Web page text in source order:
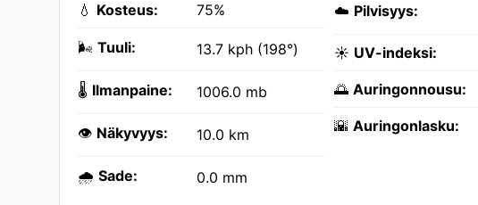
💧 Kosteus: 75%
🌬️ Tuuli: 13.7 kph (198°)
🌡️ Ilmanpaine: 1006.0 mb
👁️ Näkyvyys: 10.0 km
🌧️ Sade: 0.0 mm
☁️ Pilvisyys:
☀️ UV-indeksi:
🌅 Auringonnousu:
🌇 Auringonlasku: